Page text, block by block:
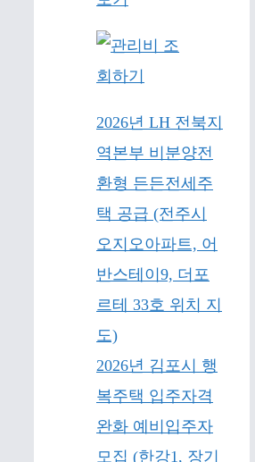
2026년 LH 전북지
역본부 비분양전
환형 든든전세주
택 공급 (전주시
오지오아파트, 어
반스테이9, 더포
르테 33호 위치 지
도)
2026년 김포시 행
복주택 입주자격
완화 예비입주자
모집 (한강1, 장기